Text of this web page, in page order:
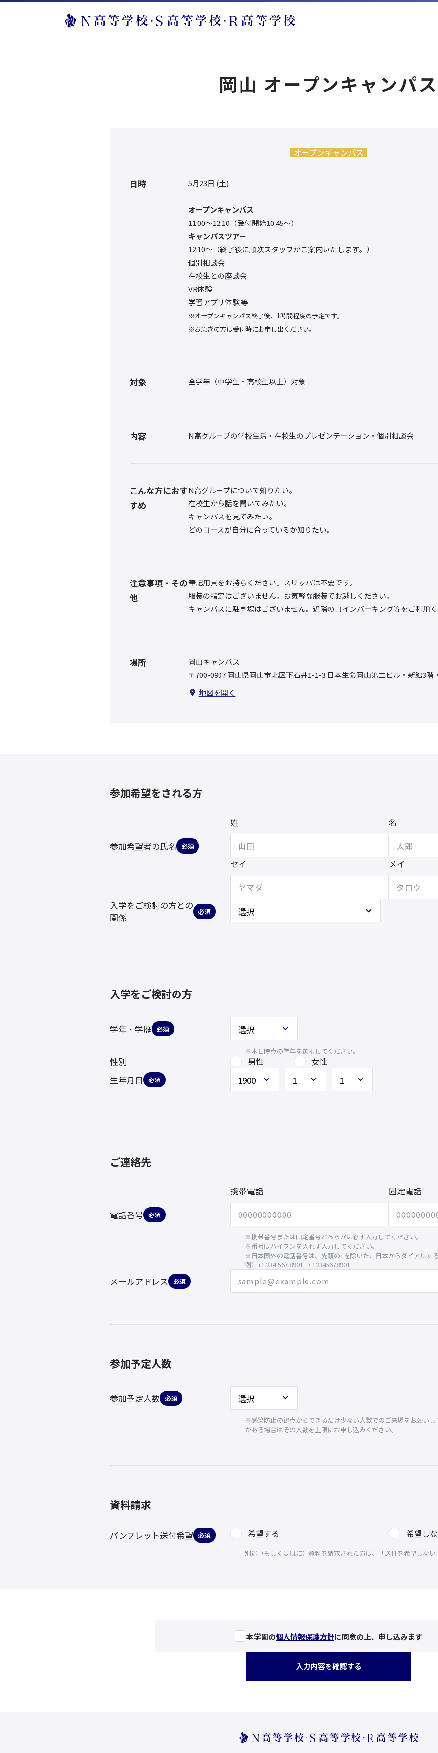
岡山 オープンキャンパス
オープンキャンパス
日時 5月23日 (土)
オープンキャンパス
11:00〜12:10（受付開始10:45～）
キャンパスツアー
12:10〜（終了後に順次スタッフがご案内いたします。）
個別相談会
在校生との座談会
VR体験
学習アプリ体験 等
※オープンキャンパス終了後、1時間程度の予定です。
※お急ぎの方は受付時にお申し出ください。
対象 全学年（中学生・高校生以上）対象
内容 N高グループの学校生活・在校生のプレゼンテーション・個別相談会
こんな方におす
すめ
N高グループについて知りたい。
在校生から話を聞いてみたい。
キャンパスを見てみたい。
どのコースが自分に合っているか知りたい。
注意事項・その
他
筆記用具をお持ちください。スリッパは不要です。
服装の指定はございません。お気軽な服装でお越しください。
キャンパスに駐車場はございません。近隣のコインパーキング等をご利用
場所
岡山キャンパス
〒700-0907 岡山県岡山市北区下石井1-1-3 日本生命岡山第二ビル・新館3階
地図を開く
参加希望をされる方
参加希望者の氏名 必須
姓 名
セイ メイ
入学をご検討の方との
関係
必須
入学をご検討の方
学年・学歴 必須
※本日時点の学年を選択してください。
性別 男性 女性
生年月日 必須
ご連絡先
電話番号 必須
携帯電話 固定電話
※携帯番号または固定番号どちらかは必ず入力してください。
※番号はハイフンを入れず入力してください。
※日本国外の電話番号は、先頭の+を除いた、日本からダイアルす
例）+1 234 567 8901 → 12345678901
メールアドレス 必須
参加予定人数
参加予定人数 必須
※感染防止の観点からできるだけ少ない人数でのご来場をお願い
がある場合はその人数を上限にお申し込みください。
資料請求
パンフレット送付希望 必須 希望する 希望し
別途（もしくは既に）資料を請求された方は、「送付を希望しな
本学園の個人情報保護方針に同意の上、申し込みます
入力内容を確認する